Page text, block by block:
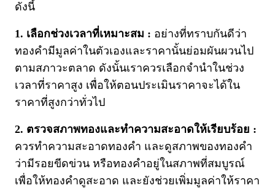
ดังนี้
1. เลือกช่วงเวลาที่เหมาะสม : อย่างที่ทราบกันดีว่า
ทองคำมีมูลค่าในตัวเองและราคานั้นย่อมผันผวนไป
ตามสภาวะตลาด ดังนั้นเราควรเลือกจำนำในช่วง
เวลาที่ราคาสูง เพื่อให้ตอนประเมินราคาจะได้ใน
ราคาที่สูงกว่าทั่วไป
2. ตรวจสภาพทองและทำความสะอาดให้เรียบร้อย :
ควรทำความสะอาดทองคำ และดูสภาพของทองคำ
ว่ามีรอยขีดข่วน หรือทองคำอยู่ในสภาพที่สมบูรณ์
เพื่อให้ทองคำดูสะอาด และยังช่วยเพิ่มมูลค่าให้ราคา